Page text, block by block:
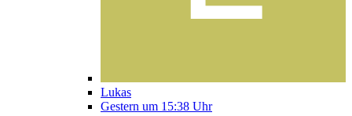
Lukas
Gestern um 15:38 Uhr